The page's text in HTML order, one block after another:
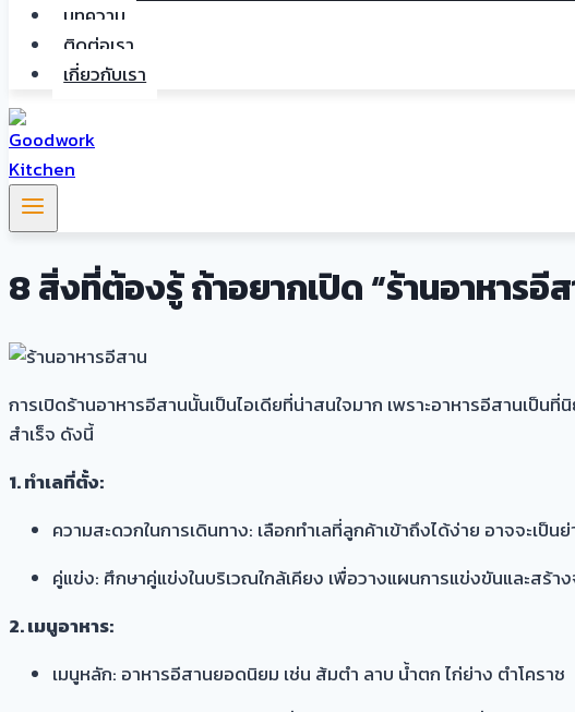
บทความ
ติดต่อเรา
เกี่ยวกับเรา
8 สิ่งที่ต้องรู้ ถ้าอยากเปิด “ร้านอาหารอี
การเปิดร้านอาหารอีสานนั้นเป็นไอเดียที่น่าสนใจมาก เพราะอาหารอีสาน
สำเร็จ ดังนี้
1. ทำเลที่ตั้ง:
ความสะดวกในการเดินทาง: เลือกทำเลที่ลูกค้าเข้าถึงได้ง่าย อาจจะเป็
คู่แข่ง: ศึกษาคู่แข่งในบริเวณใกล้เคียง เพื่อวางแผนการแข่งขันและสร้
2. เมนูอาหาร:
เมนูหลัก: อาหารอีสานยอดนิยม เช่น ส้มตำ ลาบ น้ำตก ไก่ย่าง ตำโคราช